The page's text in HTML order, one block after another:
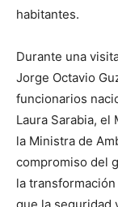
habitantes.
Durante una
Jorge Octavio
funcionarios
Laura Sarabia, el
la Ministra de
compromiso del
la